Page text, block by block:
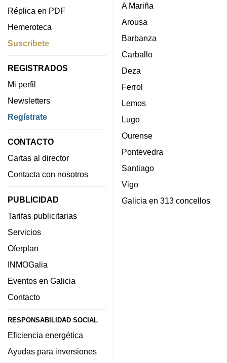
Réplica en PDF
Hemeroteca
Suscríbete
REGISTRADOS
Mi perfil
Newsletters
Regístrate
CONTACTO
Cartas al director
Contacta con nosotros
PUBLICIDAD
Tarifas publicitarias
Servicios
Oferplan
INMOGalia
Eventos en Galicia
Contacto
RESPONSABILIDAD SOCIAL
Eficiencia energética
Ayudas para inversiones
A Mariña
Arousa
Barbanza
Carballo
Deza
Ferrol
Lemos
Lugo
Ourense
Pontevedra
Santiago
Vigo
Galicia en 313 concellos